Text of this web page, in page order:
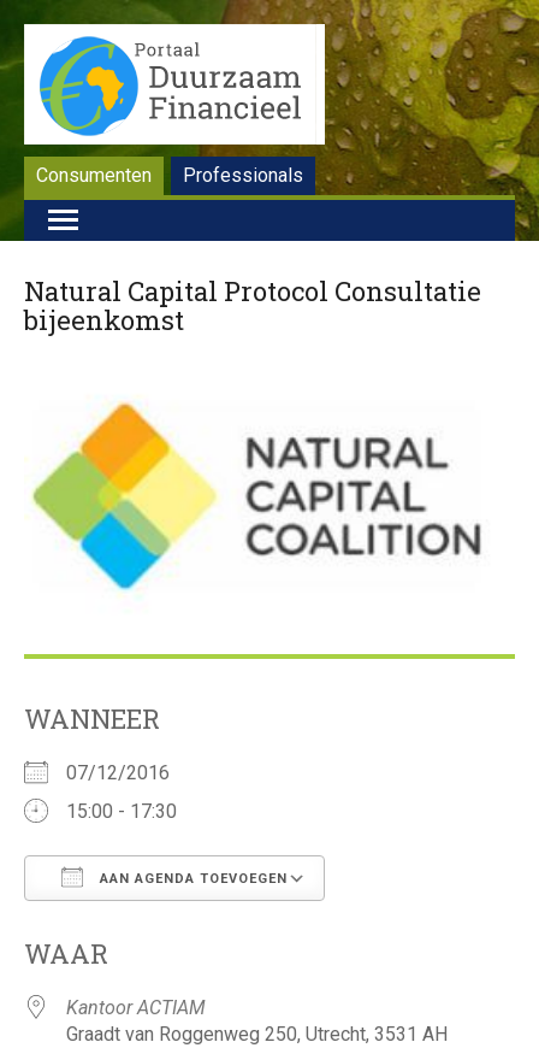
Consumenten Professionals
Natural Capital Protocol Consultatie
bijeenkomst
WANNEER
07/12/2016
15:00 - 17:30
AAN AGENDA TOEVOEGEN
WAAR
Kantoor ACTIAM
Graadt van Roggenweg 250, Utrecht, 3531 AH